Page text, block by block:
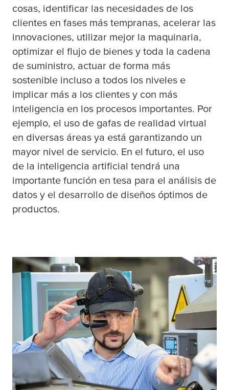
cosas, identificar las necesidades de los
clientes en fases más tempranas, acelerar las
innovaciones, utilizar mejor la maquinaria,
optimizar el flujo de bienes y toda la cadena
de suministro, actuar de forma más
sostenible incluso a todos los niveles e
implicar más a los clientes y con más
inteligencia en los procesos importantes. Por
ejemplo, el uso de gafas de realidad virtual
en diversas áreas ya está garantizando un
mayor nivel de servicio. En el futuro, el uso
de la inteligencia artificial tendrá una
importante función en tesa para el análisis de
datos y el desarrollo de diseños óptimos de
productos.